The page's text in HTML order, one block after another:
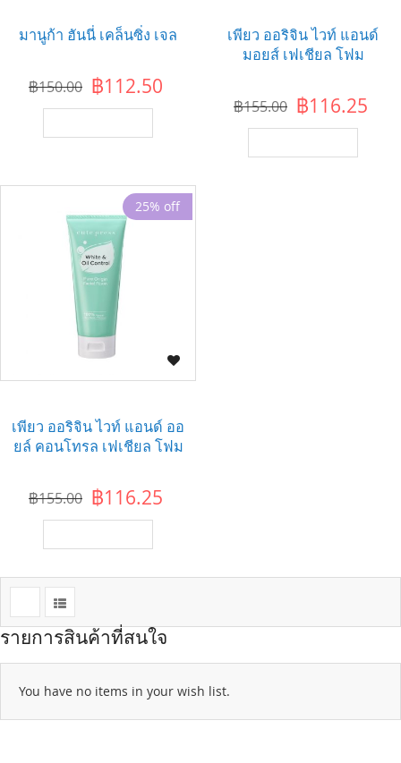
มานูก้า ฮันนี่ เคล็นซิ่ง เจล
฿112.50
฿150.00
เพียว ออริจิน ไวท์ แอนด์
มอยส์ เฟเชียล โฟม
฿116.25
฿155.00
25% off
เพียว ออริจิน ไวท์ แอนด์ ออ
ยล์ คอนโทรล เฟเชียล โฟม
฿116.25
฿155.00
รายการสินค้าที่สนใจ
You have no items in your wish list.